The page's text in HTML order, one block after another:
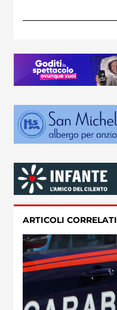
ARTICOLI CORRELATI